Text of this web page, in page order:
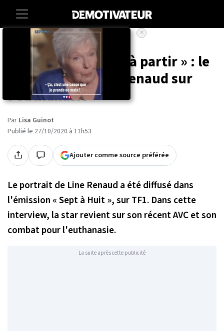
Societe Sante
« Il faut nous aider à partir » : le
plaidoyer de Line Renaud sur
l'euthanasie
Par Lisa Guinot
Publié le 27/10/2020 à 11h53
Ajouter comme source préférée
×
Le portrait de Line Renaud a été diffusé dans
l'émission « Sept à Huit », sur TF1. Dans cette
interview, la star revient sur son récent AVC et son
combat pour l'euthanasie.
La suite après cette publicité